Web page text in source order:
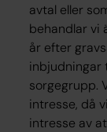
avtal eller
behandlar vi
år efter
inbjudningar
sorgegrupp.
intresse, då
intresse av